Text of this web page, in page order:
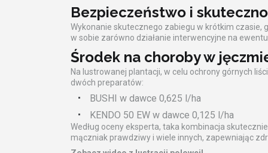
Bezpieczeństwo i
Wykonanie skutecznego zabiegu w krótkim czasie,
w sobie zarówno działanie interwencyjne na
Środek na choroby w
Na lustrowanej plantacji, w celu ochrony górnych
dwóch preparatów:
BUSHI w dawce 0,625 l/ha
KENDO 50 EW w dawce 0,125 l/ha
Według oceny eksperta, taka kombinacja
mączniak prawdziwy i wiele innych, zapewniając